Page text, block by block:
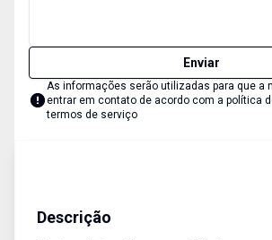
Enviar
As informações serão utilizadas para que a
entrar em contato de acordo com a política
termos de serviço
Descrição